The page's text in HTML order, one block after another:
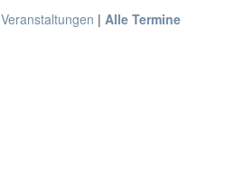
Veranstaltungen | Alle Termine